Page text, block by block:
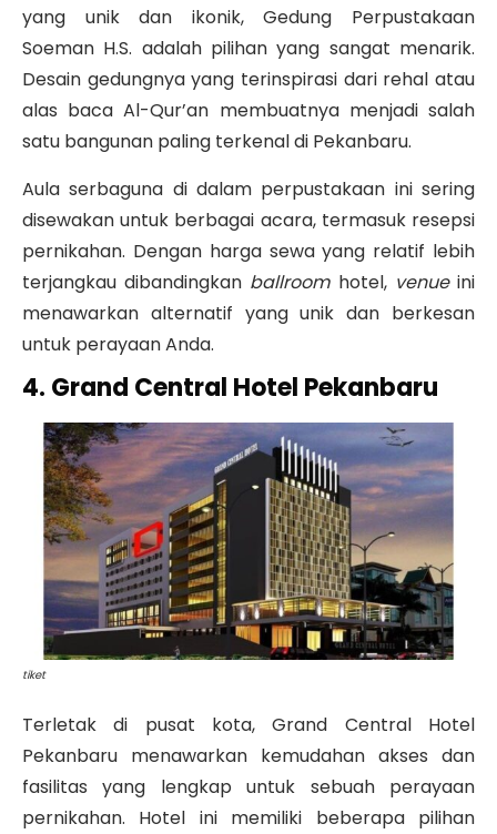
yang unik dan ikonik, Gedung Perpustakaan
Soeman H.S. adalah pilihan yang sangat menarik.
Desain gedungnya yang terinspirasi dari rehal atau
alas baca Al-Qur’an membuatnya menjadi salah
satu bangunan paling terkenal di Pekanbaru.
Aula serbaguna di dalam perpustakaan ini sering
disewakan untuk berbagai acara, termasuk resepsi
pernikahan. Dengan harga sewa yang relatif lebih
terjangkau dibandingkan ballroomhotel, venueini
menawarkan alternatif yang unik dan berkesan
untuk perayaan Anda.
4. Grand Central Hotel Pekanbaru
tiket
Terletak di pusat kota, Grand Central Hotel
Pekanbaru menawarkan kemudahan akses dan
fasilitas yang lengkap untuk sebuah perayaan
pernikahan. Hotel ini memiliki beberapa pilihan